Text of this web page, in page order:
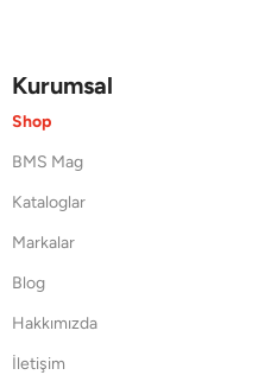
Kurumsal
Shop
BMS Mag
Kataloglar
Markalar
Blog
Hakkımızda
İletişim